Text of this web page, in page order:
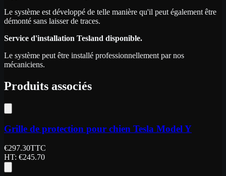
Le système est développé de telle manière qu'il peut également être
démonté sans laisser de traces.
Service d'installation Tesland disponible.
Le système peut être installé professionnellement par nos
mécaniciens.
Produits associés
Grille de protection pour chien Tesla Model Y
€297.30TTC
HT: €245.70